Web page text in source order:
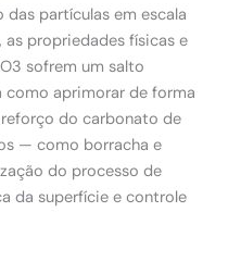
partículas em escala
propriedades físicas e
sofrem um salto
aprimorar de forma
do carbonato de
— como borracha e
do processo de
da superfície e controle